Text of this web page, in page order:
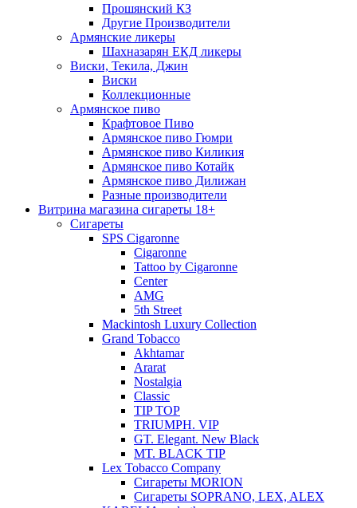
Прошянский КЗ
Другие Производители
Армянские ликеры
Шахназарян ЕКД ликеры
Виски, Текила, Джин
Виски
Коллекционные
Армянское пиво
Крафтовое Пиво
Армянское пиво Гюмри
Армянское пиво Киликия
Армянское пиво Котайк
Армянское пиво Дилижан
Разные производители
Витрина магазина сигареты 18+
Cигареты
SPS Cigaronne
Сigaronne
Tattoo by Cigaronne
Center
AMG
5th Street
Mackintosh Luxury Collection
Grand Tobacco
Akhtamar
Ararat
Nostalgia
Classic
TIP TOP
TRIUMPH. VIP
GT. Elegant. New Black
MT. BLACK TIP
Lex Tobacco Company
Сигареты MORION
Сигареты SOPRANO, LEX, ALEX